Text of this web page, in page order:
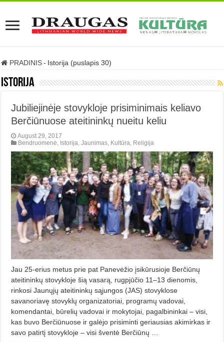
PRADINIS - Istorija (puslapis 30)
Istorija
Jubiliejinėje stovykloje prisiminimais keliavo
Berčiūnuose ateitininkų nueitu keliu
August 29, 2017
Bendruomenė, Istorija,Jaunimas, Kultūra, Religija
Jau 25-erius metus prie pat Panevėžio įsikūrusioje Berčiūnų
ateitininkų stovykloje šią vasarą, rugpjūčio 11–13 dienomis,
rinkosi Jaunųjų ateitininkų sąjungos (JAS) stovyklose
savanoriavę stovyklų organizatoriai, programų vadovai,
komendantai, būrelių vadovai ir mokytojai, pagalbininkai – visi,
kas buvo Berčiūnuose ir galėjo prisiminti geriausias akimirkas ir
savo patirtį stovykloje – visi šventė Berčiūnų …